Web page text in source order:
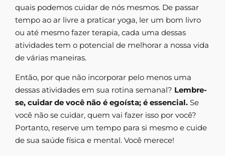
quais podemos cuidar de nós mesmos. De passar
tempo ao ar livre a praticar yoga, ler um bom livro
ou até mesmo fazer terapia, cada uma dessas
atividades tem o potencial de melhorar a nossa vida
de várias maneiras.
Então, por que não incorporar pelo menos uma
dessas atividades em sua rotina semanal? Lembre-
se, cuidar de você não é egoísta; é essencial. Se
você não se cuidar, quem vai fazer isso por você?
Portanto, reserve um tempo para si mesmo e cuide
de sua saúde física e mental. Você merece!